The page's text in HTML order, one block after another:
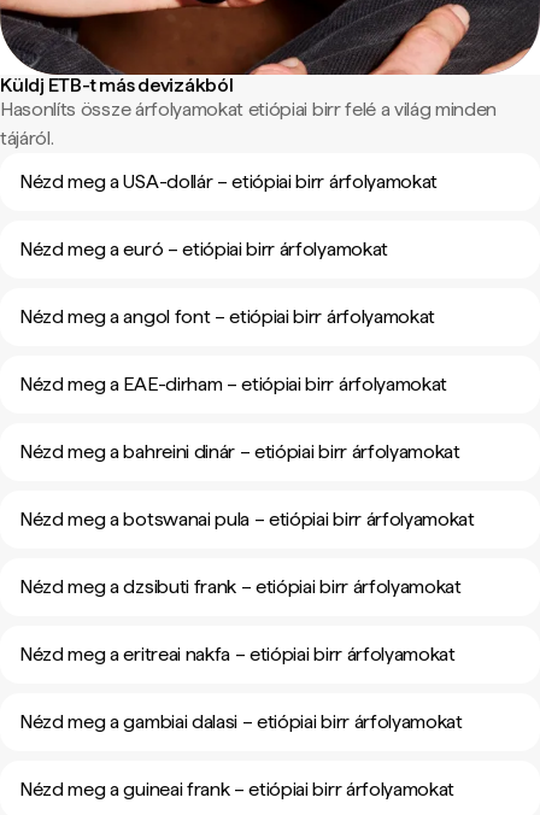
Küldj ETB-t más devizákból
Hasonlíts össze árfolyamokat etiópiai birr felé a világ minden
tájáról.
Nézd meg a USA-dollár – etiópiai birr árfolyamokat
Nézd meg a euró – etiópiai birr árfolyamokat
Nézd meg a angol font – etiópiai birr árfolyamokat
Nézd meg a EAE-dirham – etiópiai birr árfolyamokat
Nézd meg a bahreini dinár – etiópiai birr árfolyamokat
Nézd meg a botswanai pula – etiópiai birr árfolyamokat
Nézd meg a dzsibuti frank – etiópiai birr árfolyamokat
Nézd meg a eritreai nakfa – etiópiai birr árfolyamokat
Nézd meg a gambiai dalasi – etiópiai birr árfolyamokat
Nézd meg a guineai frank – etiópiai birr árfolyamokat